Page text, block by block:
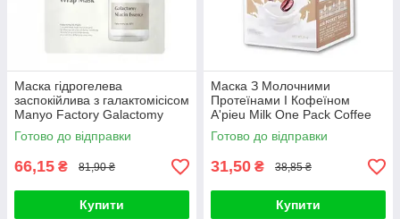
Маска гідрогелева
заспокійлива з галактомісісом
Manyo Factory Galactomy
Essence Wrap Mask 30ml
Готово до відправки
66,15 ₴ 81,90 ₴
Купити
Маска З Молочними
Протеїнами І Кофеїном
A'pieu Milk One Pack Coffee
Milk
Готово до відправки
31,50 ₴ 38,85 ₴
Купити